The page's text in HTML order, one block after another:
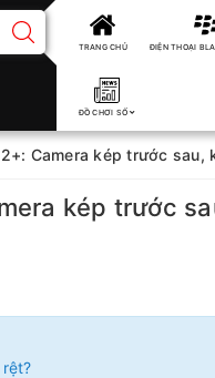
TRANG CHỦ ĐIỆN THOẠI
ĐỒ CHƠI SỐ
Camera kép trước
kép trước